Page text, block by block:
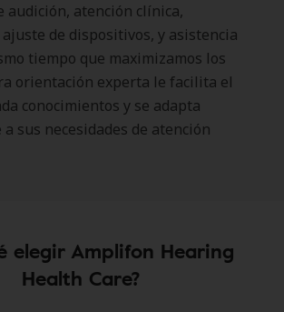
audición, atención clínica,
de dispositivos, y asistencia
tiempo que maximizamos los
orientación experta le facilita el
conocimientos y se adapta
sus necesidades de atención
elegir Amplifon Hearing
Health Care?